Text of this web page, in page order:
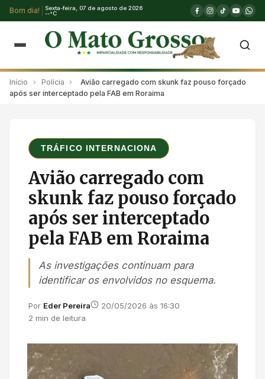
Bom dia!
Sexta-feira, 07 de agosto de 2026
--°C
Início › Polícia ›
Avião carregado com skunk faz pouso forçado
após ser interceptado pela FAB em Roraima
TRÁFICO INTERNACIONA
Avião carregado com
skunk faz pouso forçado
após ser interceptado
pela FAB em Roraima
As investigações continuam para
identificar os envolvidos no esquema.
Por Eder Pereira
20/05/2026 às 16:30
2 min de leitura